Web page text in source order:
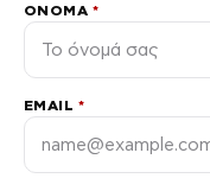
ΌΝΟΜΑ *
EMAIL *